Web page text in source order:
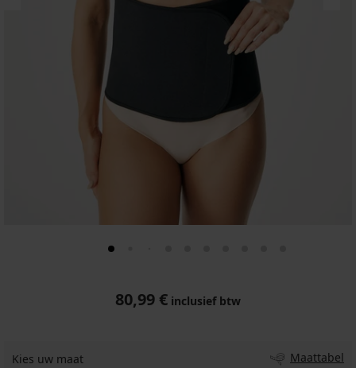
80,99 € inclusief btw
Kies uw maat Maattabel